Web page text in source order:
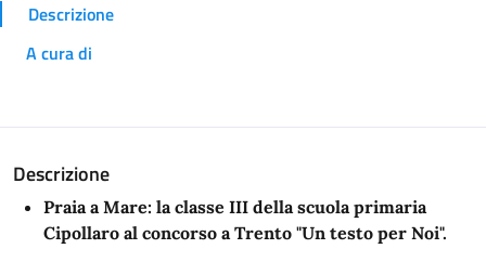
Descrizione
A cura di
Descrizione
Praia a Mare: la classe III della scuola primaria
Cipollaro al concorso a Trento "Un testo per Noi".